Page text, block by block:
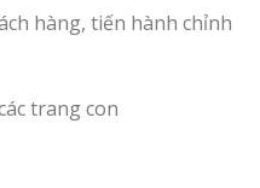
hàng, tiến hành chỉnh
trang con